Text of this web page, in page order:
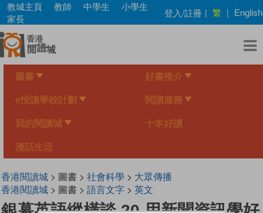
Skip
main
content
教城主頁 教師 中學生
小學生
家長
登入/註冊 | 繁 | English
圖書 好書推介
e悅讀學校計劃 閱讀服務
我的閱讀城 十本好讀
漫話生活
香港閱讀城> 圖書 > 社會科學 > 大眾傳播
香港閱讀城> 圖書 > 語言文字> 英文